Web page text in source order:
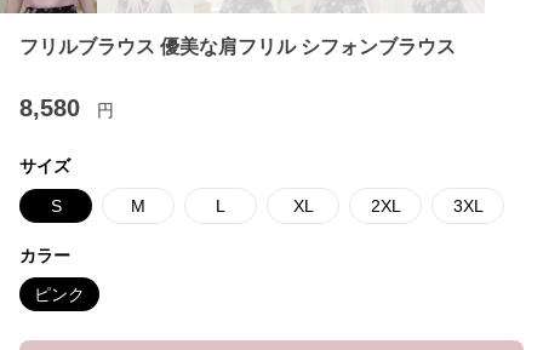
フリルブラウス 優美な肩フリル シフォンブラウス
8,580 円
サイズ
S M L XL 2XL 3XL
カラー
ピンク